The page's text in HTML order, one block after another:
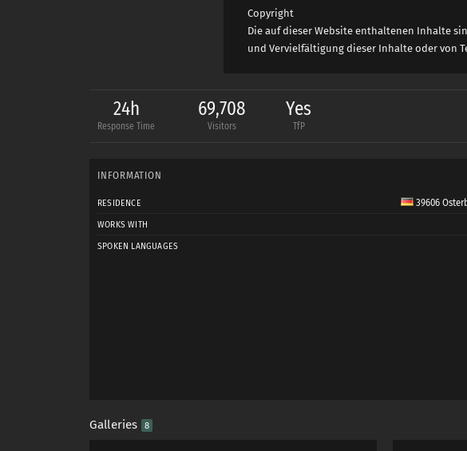
Copyright
Die auf dieser Website enthaltenen Inhalte
und Vervielfältigung dieser Inhalte oder von
24h
Response Time
69,708
Visitors
Yes
TfP
INFORMATION
RESIDENCE 39606
WORKS WITH
SPOKEN LANGUAGES
Galleries 8